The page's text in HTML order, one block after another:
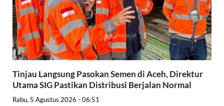
Tinjau Langsung Pasokan Semen di Aceh, Direktur
Utama SIG Pastikan Distribusi Berjalan Normal
Rabu, 5 Agustus 2026 - 06:51